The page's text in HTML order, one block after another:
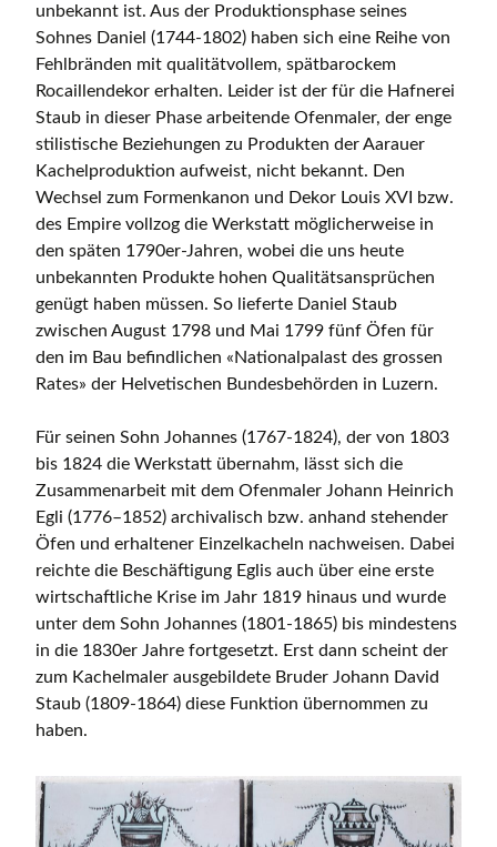
unbekannt ist. Aus der Produktionsphase seines
Sohnes Daniel (1744-1802) haben sich eine Reihe von
Fehlbränden mit qualitätvollem, spätbarockem
Rocaillendekor erhalten. Leider ist der für die Hafnerei
Staub in dieser Phase arbeitende Ofenmaler, der enge
stilistische Beziehungen zu Produkten der Aarauer
Kachelproduktion aufweist, nicht bekannt. Den
Wechsel zum Formenkanon und Dekor Louis XVI bzw.
des Empire vollzog die Werkstatt möglicherweise in
den späten 1790er-Jahren, wobei die uns heute
unbekannten Produkte hohen Qualitätsansprüchen
genügt haben müssen. So lieferte Daniel Staub
zwischen August 1798 und Mai 1799 fünf Öfen für
den im Bau befindlichen «Nationalpalast des grossen
Rates» der Helvetischen Bundesbehörden in Luzern.
Für seinen Sohn Johannes (1767-1824), der von 1803
bis 1824 die Werkstatt übernahm, lässt sich die
Zusammenarbeit mit dem Ofenmaler Johann Heinrich
Egli (1776–1852) archivalisch bzw. anhand stehender
Öfen und erhaltener Einzelkacheln nachweisen. Dabei
reichte die Beschäftigung Eglis auch über eine erste
wirtschaftliche Krise im Jahr 1819 hinaus und wurde
unter dem Sohn Johannes (1801-1865) bis mindestens
in die 1830er Jahre fortgesetzt. Erst dann scheint der
zum Kachelmaler ausgebildete Bruder Johann David
Staub (1809-1864) diese Funktion übernommen zu
haben.